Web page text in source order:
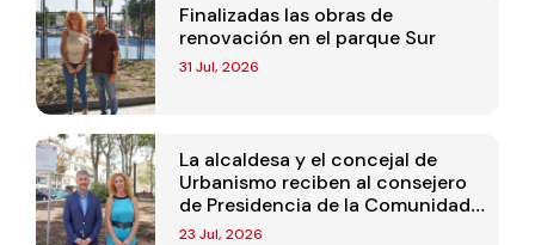
Finalizadas las obras de
renovación en el parque Sur
31 Jul, 2026
La alcaldesa y el concejal de
Urbanismo reciben al consejero
de Presidencia de la Comunidad
de Madrid
23 Jul, 2026